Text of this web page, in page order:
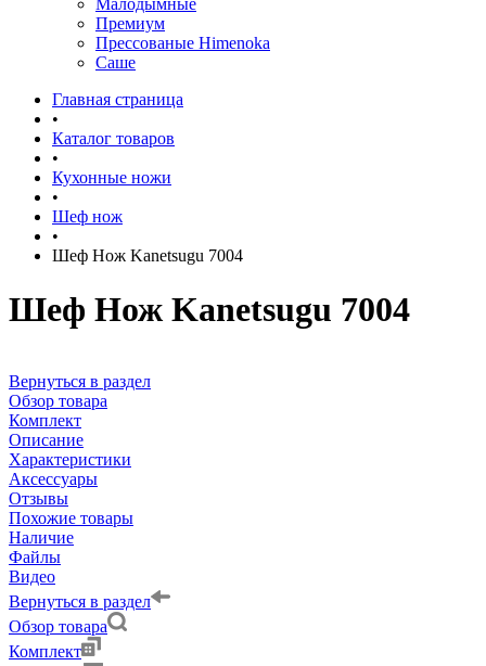
Малодымные
Премиум
Прессованые Himenoka
Саше
Главная страница
•
Каталог товаров
•
Кухонные ножи
•
Шеф нож
•
Шеф Нож Kanetsugu 7004
Шеф Нож Kanetsugu 7004
Вернуться в раздел
Обзор товара
Комплект
Описание
Характеристики
Аксессуары
Отзывы
Похожие товары
Наличие
Файлы
Видео
Вернуться в раздел
Обзор товара
Комплект